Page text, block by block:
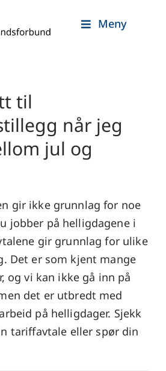
Meny
til
når jeg
jul og
gir ikke grunnlag for noe
jobber på helligdagene i
gir grunnlag for ulike
Det er som kjent mange
og vi kan ikke gå inn på
det er utbredt med
på helligdager. Sjekk
tariffavtale eller spør din